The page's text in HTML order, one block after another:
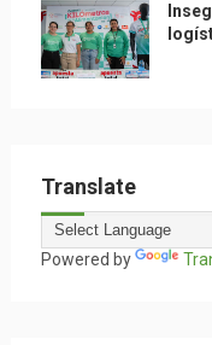
Translate
Powered by